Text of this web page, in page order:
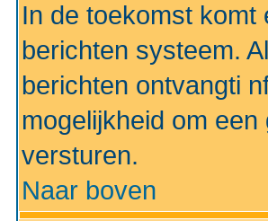
In de toekomst komt
berichten systeem.
berichten ontvangti
mogelijkheid om
versturen.
Naar boven